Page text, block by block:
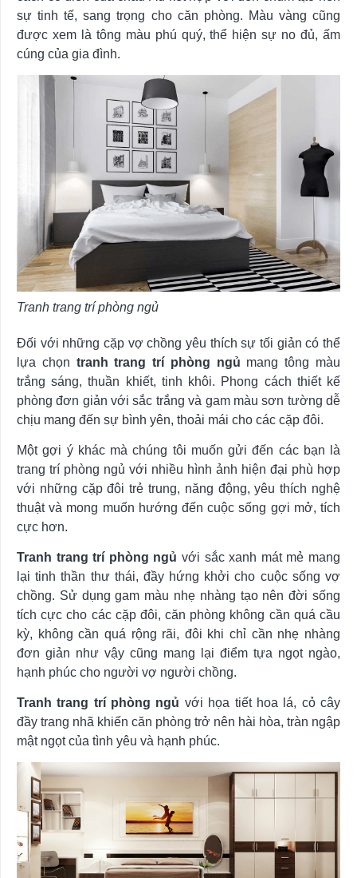
sự tinh tế, sang trọng cho căn phòng. Màu vàng cũng
được xem là tông màu phú quý, thể hiện sự no đủ, ấm
cúng của gia đình.
Tranh trang trí phòng ngủ
Đối với những cặp vợ chồng yêu thích sự tối giản có thể
lựa chọn tranh trang trí phòng ngủ mang tông màu
trắng sáng, thuần khiết, tinh khôi. Phong cách thiết kế
phòng đơn giản với sắc trắng và gam màu sơn tường dễ
chịu mang đến sự bình yên, thoải mái cho các cặp đôi.
Một gợi ý khác mà chúng tôi muốn gửi đến các bạn là
trang trí phòng ngủ với nhiều hình ảnh hiện đại phù hợp
với những cặp đôi trẻ trung, năng động, yêu thích nghệ
thuật và mong muốn hướng đến cuộc sống gợi mở, tích
cực hơn.
Tranh trang trí phòng ngủ với sắc xanh mát mẻ mang
lại tinh thần thư thái, đầy hứng khởi cho cuộc sống vợ
chồng. Sử dụng gam màu nhẹ nhàng tạo nên đời sống
tích cực cho các cặp đôi, căn phòng không cần quá cầu
kỳ, không cần quá rộng rãi, đôi khi chỉ cần nhẹ nhàng
đơn giản như vậy cũng mang lại điểm tựa ngọt ngào,
hạnh phúc cho người vợ người chồng.
Tranh trang trí phòng ngủ với họa tiết hoa lá, cỏ cây
đầy trang nhã khiến căn phòng trở nên hài hòa, tràn ngập
mật ngọt của tình yêu và hạnh phúc.